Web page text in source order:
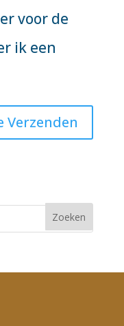
voor de
ik een